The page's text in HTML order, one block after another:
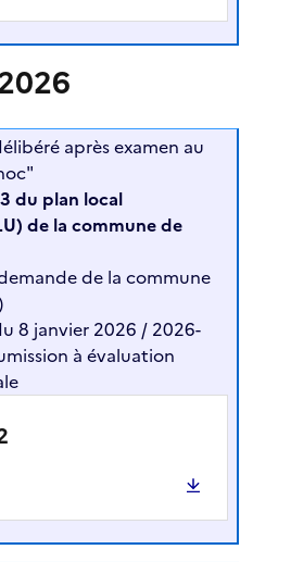
après examen au
du plan local
de la commune de
de la commune
8 janvier 2026 / 2026-
à évaluation